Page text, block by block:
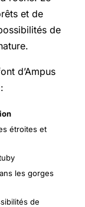
et de
de
d’Ampus
étroites et
les gorges
de